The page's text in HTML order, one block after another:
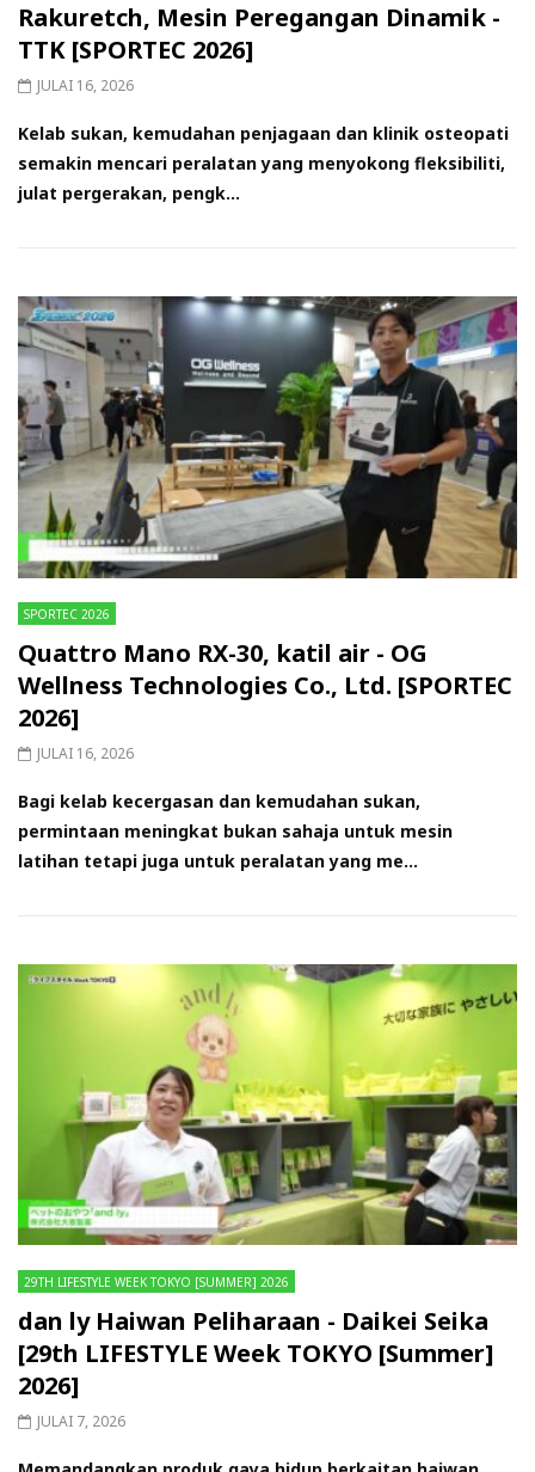
Rakuretch, Mesin Peregangan Dinamik -
TTK [SPORTEC 2026]
JULAI 16, 2026
Kelab sukan, kemudahan penjagaan dan klinik osteopati
semakin mencari peralatan yang menyokong fleksibiliti,
julat pergerakan, pengk...
SPORTEC 2026
Quattro Mano RX-30, katil air - OG
Wellness Technologies Co., Ltd. [SPORTEC
2026]
JULAI 16, 2026
Bagi kelab kecergasan dan kemudahan sukan,
permintaan meningkat bukan sahaja untuk mesin
latihan tetapi juga untuk peralatan yang me...
29TH LIFESTYLE WEEK TOKYO [SUMMER] 2026
dan ly Haiwan Peliharaan - Daikei Seika
[29th LIFESTYLE Week TOKYO [Summer]
2026]
JULAI 7, 2026